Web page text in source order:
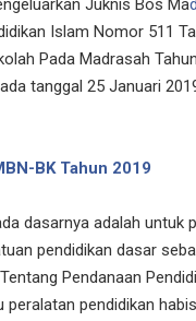
Juknis Bos Mad
Islam Nomor 511
Pada Madrasah
tanggal 25 Januari
BK Tahun 2019
dasarnya adalah untuk
pendidikan dasar
Pendanaan
pendidikan